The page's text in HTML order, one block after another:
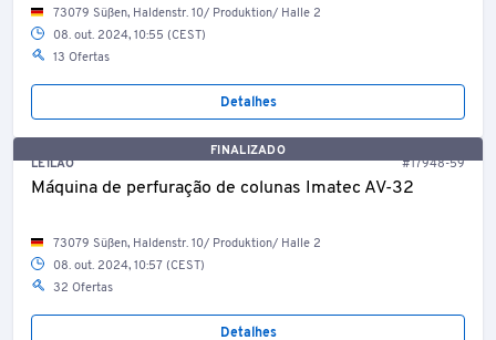
73079 Süßen, Haldenstr. 10/ Produktion/ Halle 2
08. out. 2024, 10:55 (CEST)
13 Ofertas
Detalhes
FINALIZADO
LEILÃO
#17948-59
Máquina de perfuração de colunas Imatec AV-32
73079 Süßen, Haldenstr. 10/ Produktion/ Halle 2
08. out. 2024, 10:57 (CEST)
32 Ofertas
Detalhes